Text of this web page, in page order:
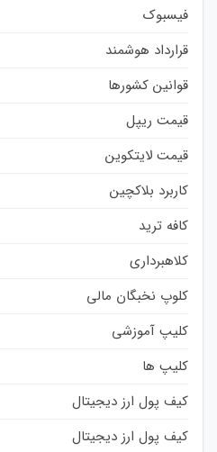
فیسبوک
قرارداد هوشمند
قوانین کشورها
قیمت ریپل
قیمت لایتکوین
کاربرد بلاکچین
کافه ترید
کلاهبرداری
کلوپ نخبگان مالی
کلیپ آموزشی
کلیپ ها
کیف پول ارز دیجیتال
کیف پول ارز دیجیتال